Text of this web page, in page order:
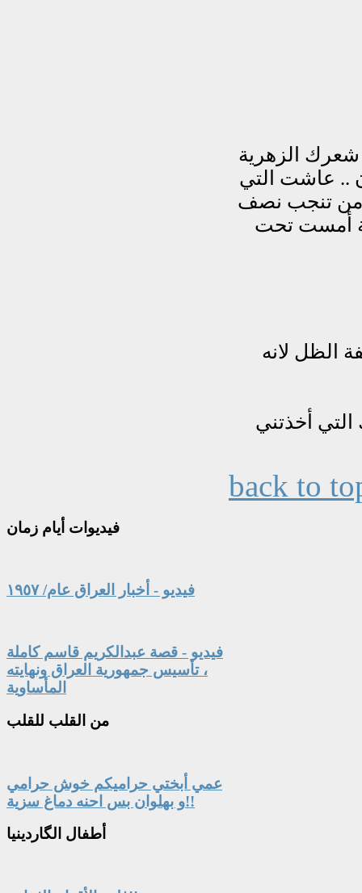
back to
فيديوات أيام زمان
فيديو - أخبار العراق عام/ ١٩٥٧
فيديو - قصة عبدالكريم قاسم كاملة
، تأسيس جمهورية العراق ونهايته
المأساوية
من القلب للقلب
عمي أبختي حراميكم خوش حرامي
و بهلوان بس احنه دماغ سزية!!
أطفال الگاردينيا